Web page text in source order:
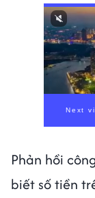
Phản hồi
biết số tiền